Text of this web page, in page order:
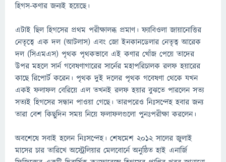
হিগস-কণার জন্যই হয়েছে।
এটাই ছিল হিগসের প্রথম পরীক্ষালব্ধ প্রমাণ। ফ্যাবিওলা জায়ানোত্তির
নেতৃত্বে এক দল (আটলাস) এবং জো ইনকানডেলার নেতৃত্ব আরেক
দল (সিএমএস) পৃথক পৃথকভাবে এই কণার খোঁজ পেয়ে তাদের
উপর মহলে সার্ন গবেষণাগারের সার্নের মহাপরিচালক রলফ হয়ারের
কাছে রিপোর্ট করেন। পৃথক দুই দলের পৃথক গবেষণা থেকে যখন
একই ফলাফল বেরিয়ে এল তখনই রলফ হয়ার বুঝতে পারলেন সত্য
সত্যই হিগসের সন্ধান পাওয়া গেছে। তারপরেও নিঃসন্দেহ হবার জন্য
তারা বেশ কিছুদিন সময় নিয়ে ফলাফলগুলো পুনঃপরীক্ষা করলেন।
অবশেষে সবাই হলেন নিঃসন্দেহ। শেষমেশ ২০১২ সালের জুলাই
মাসের চার তারিখে অস্ট্রেলিয়ার মেলবোর্নে অনুষ্ঠিত হাই এনার্জি